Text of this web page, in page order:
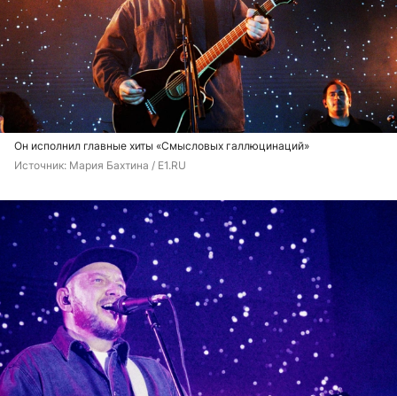
Он исполнил главные хиты «Смысловых галлюцинаций»
Источник: Мария Бахтина / E1.RU